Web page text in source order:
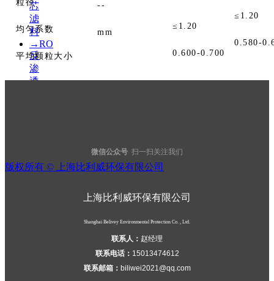
芯
滤
料
→RO
反
渗
透
树
粒径
均匀系数
平均颗粒大小
--
mm
≤1.20
0.600-0.700
≤1.20
0.580-
%
≥99
AMBERJET UP6040是一种经专门设计、制造，应用于高
微信公众号 扫一扫关注我们
版权所有 © 上海比利威环保有限公司
上海比利威环保有限公司
Shanghai Belivey Environmental Protection Co. , Ltd.
联系人： 赵经理
联系电话： 15013474612
联系邮箱： biliwei2021@qq.com